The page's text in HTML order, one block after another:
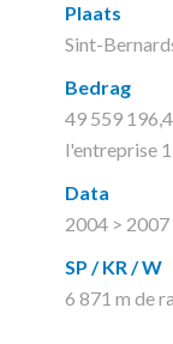
Plaats
Sint-
Bedrag
49 559
l'entreprise
Data
2004 > 2007
SP / KR / W
6 871 m de